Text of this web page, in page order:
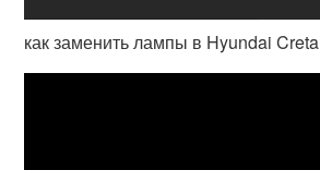
как заменить лампы в Hyundai Creta